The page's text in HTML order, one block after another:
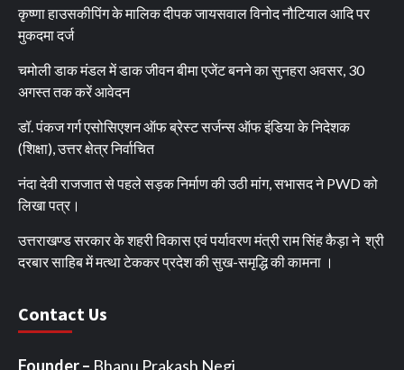
कृष्णा हाउसकीपिंग के मालिक दीपक जायसवाल विनोद नौटियाल आदि पर
मुकदमा दर्ज
चमोली डाक मंडल में डाक जीवन बीमा एजेंट बनने का सुनहरा अवसर, 30
अगस्त तक करें आवेदन
डॉ. पंकज गर्ग एसोसिएशन ऑफ ब्रेस्ट सर्जन्स ऑफ इंडिया के निदेशक
(शिक्षा), उत्तर क्षेत्र निर्वाचित
नंदा देवी राजजात से पहले सड़क निर्माण की उठी मांग, सभासद ने PWD को
लिखा पत्र।
उत्तराखण्ड सरकार के शहरी विकास एवं पर्यावरण मंत्री राम सिंह कैड़ा ने श्री
दरबार साहिब में मत्था टेककर प्रदेश की सुख-समृद्धि की कामना ।
Contact Us
Founder – Bhanu Prakash Negi